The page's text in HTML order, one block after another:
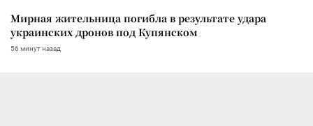
Мирная жительница погибла в результате удара
украинских дронов под Купянском
56 минут назад